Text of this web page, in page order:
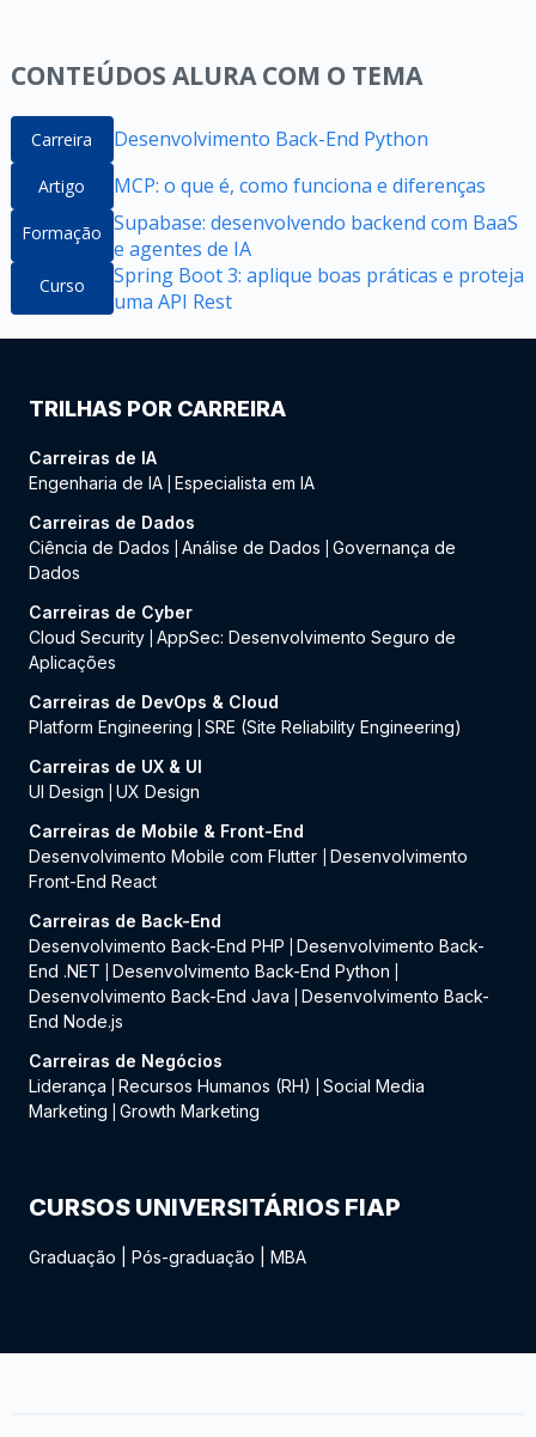
CONTEÚDOS ALURA COM O TEMA
Carreira Desenvolvimento Back-End Python
Artigo MCP: o que é, como funciona e diferenças
Formação Supabase: desenvolvendo backend com BaaS
e agentes de IA
Curso
Spring Boot 3: aplique boas práticas e proteja
uma API Rest
TRILHAS POR CARREIRA
Carreiras de IA
Engenharia de IA Especialista em IA
Carreiras de Dados
Ciência de Dados
Análise de Dados
Governança de
Dados
Carreiras de Cyber
Cloud Security AppSec: Desenvolvimento Seguro de
Aplicações
Carreiras de DevOps & Cloud
Platform Engineering
SRE (Site Reliability Engineering)
Carreiras de UX & UI
UI Design
UX Design
Carreiras de Mobile & Front-End
Desenvolvimento Mobile com Flutter
Desenvolvimento
Front-End React
Carreiras de Back-End
Desenvolvimento Back-End PHP
Desenvolvimento Back-
End .NET
Desenvolvimento Back-End Python
Desenvolvimento Back-End Java
Desenvolvimento Back-
End Node.js
Carreiras de Negócios
Liderança
Recursos Humanos (RH)
Social Media
Marketing
Growth Marketing
CURSOS UNIVERSITÁRIOS FIAP
Graduação Pós-graduação MBA